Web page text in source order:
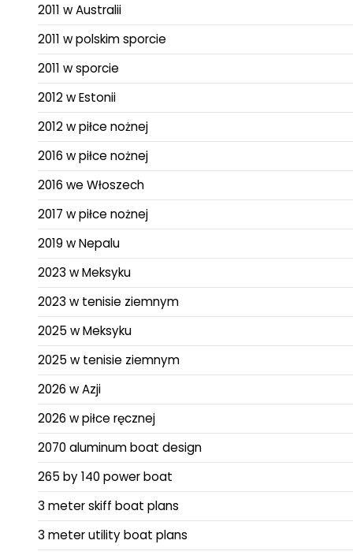
2011 w Australii
2011 w polskim sporcie
2011 w sporcie
2012 w Estonii
2012 w piłce nożnej
2016 w piłce nożnej
2016 we Włoszech
2017 w piłce nożnej
2019 w Nepalu
2023 w Meksyku
2023 w tenisie ziemnym
2025 w Meksyku
2025 w tenisie ziemnym
2026 w Azji
2026 w piłce ręcznej
2070 aluminum boat design
265 by 140 power boat
3 meter skiff boat plans
3 meter utility boat plans